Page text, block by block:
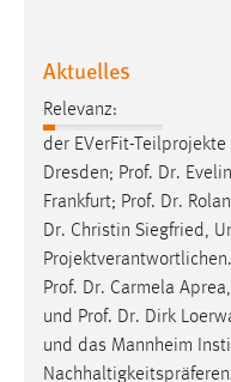
Aktuelles
Relevanz:
der EVerFit-Teilprojekte
Dresden; Prof. Dr.
Frankfurt; Prof. Dr.
Dr. Christin Siegfried,
Prof. Dr. Carmela Aprea,
und Prof. Dr. Dirk
und das Mannheim